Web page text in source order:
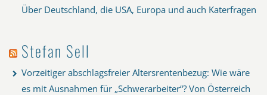
Über Deutschland, die USA, Europa und auch Katerfragen
Stefan Sell
Vorzeitiger abschlagsfreier Altersrentenbezug: Wie wäre
es mit Ausnahmen für „Schwerarbeiter“? Von Österreich